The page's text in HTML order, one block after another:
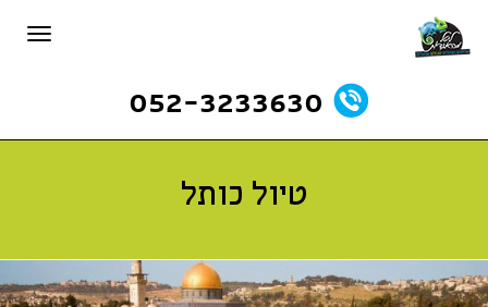
052-3233630
טיול כותל